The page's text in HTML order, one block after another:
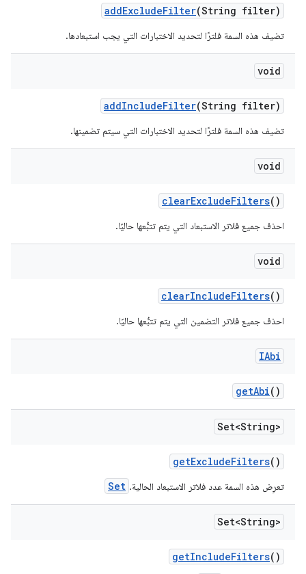
addExcludeFilter(String filter)
تضيف هذه السمة فلترًا لتحديد الاختبارات التي يجب استبعادها.
void
addIncludeFilter(String filter)
تضيف هذه السمة فلترًا لتحديد الاختبارات التي سيتم تضمينها.
void
clearExcludeFilters()
احذف جميع فلاتر الاستبعاد التي يتم تتبُّعها حاليًا.
void
clearIncludeFilters()
احذف جميع فلاتر التضمين التي يتم تتبُّعها حاليًا.
IAbi
getAbi()
Set<String>
getExcludeFilters()
تعرِض هذه السمة عدد فلاتر الاستبعاد الحالية. Set
Set<String>
getIncludeFilters()